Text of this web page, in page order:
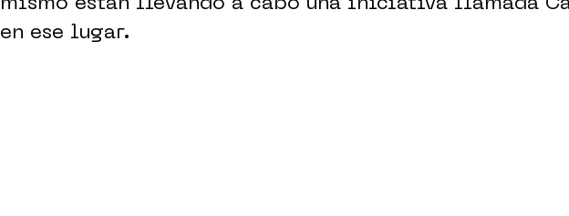
mismo están llevando a cabo una iniciativa llamada
en ese lugar.